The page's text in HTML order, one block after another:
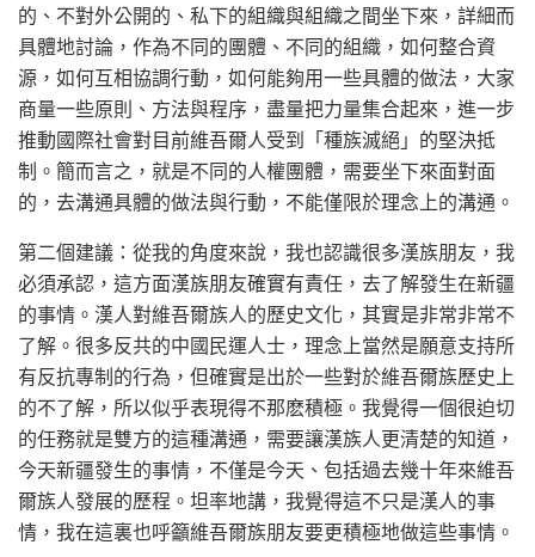
的、不對外公開的、私下的組織與組織之間坐下來，詳細而
具體地討論，作為不同的團體、不同的組織，如何整合資
源，如何互相協調行動，如何能夠用一些具體的做法，大家
商量一些原則、方法與程序，盡量把力量集合起來，進一步
推動國際社會對目前維吾爾人受到「種族滅絕」的堅決抵
制。簡而言之，就是不同的人權團體，需要坐下來面對面
的，去溝通具體的做法與行動，不能僅限於理念上的溝通。
第二個建議：從我的角度來說，我也認識很多漢族朋友，我
必須承認，這方面漢族朋友確實有責任，去了解發生在新疆
的事情。漢人對維吾爾族人的歷史文化，其實是非常非常不
了解。很多反共的中國民運人士，理念上當然是願意支持所
有反抗專制的行為，但確實是出於一些對於維吾爾族歷史上
的不了解，所以似乎表現得不那麽積極。我覺得一個很迫切
的任務就是雙方的這種溝通，需要讓漢族人更清楚的知道，
今天新疆發生的事情，不僅是今天、包括過去幾十年來維吾
爾族人發展的歷程。坦率地講，我覺得這不只是漢人的事
情，我在這裏也呼籲維吾爾族朋友要更積極地做這些事情。